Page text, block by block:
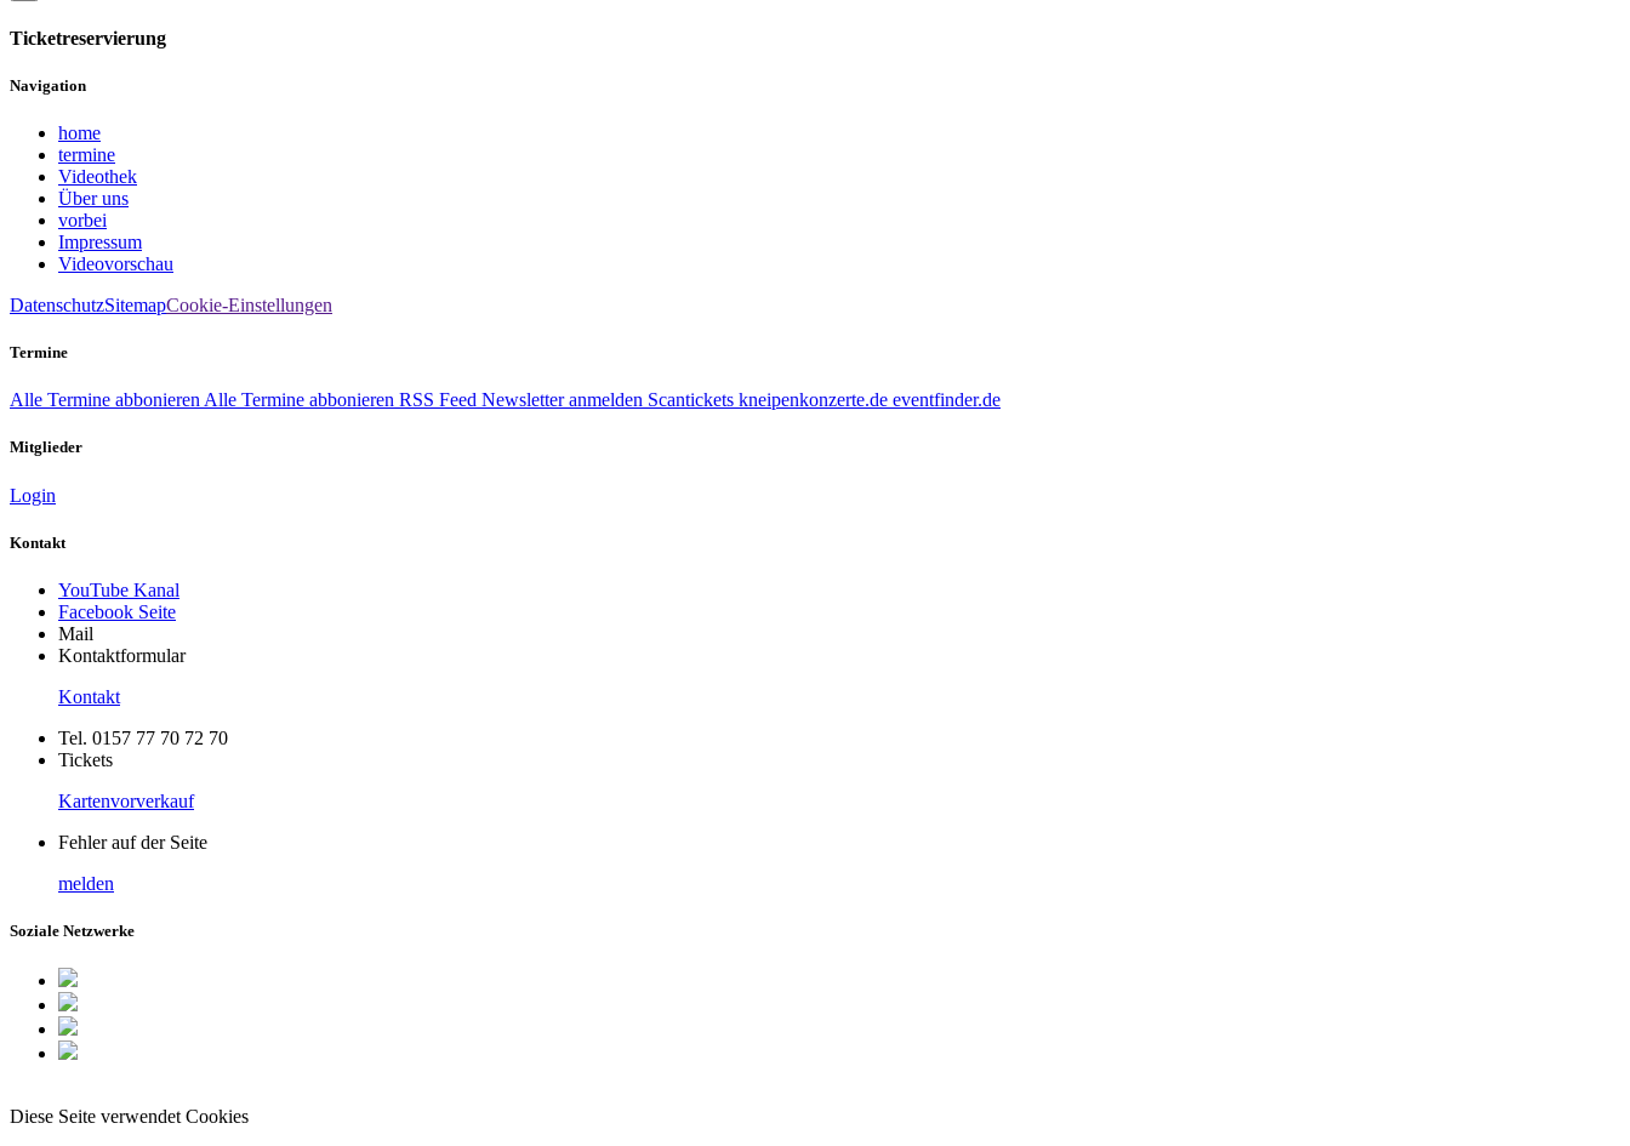
Ticketreservierung
Navigation
home
termine
Videothek
Über uns
vorbei
Impressum
Videovorschau
DatenschutzSitemapCookie-Einstellungen
Termine
Alle Termine abbonieren Alle Termine abbonieren RSS Feed Newsletter anmelden Scantickets kneipenkonzerte.de eventfinder.de
Mitglieder
Login
Kontakt
YouTube Kanal
Facebook Seite
Mail
Kontaktformular
Kontakt
Tel. 0157 77 70 72 70
Tickets
Kartenvorverkauf
Fehler auf der Seite
melden
Soziale Netzwerke
Diese Seite verwendet Cookies